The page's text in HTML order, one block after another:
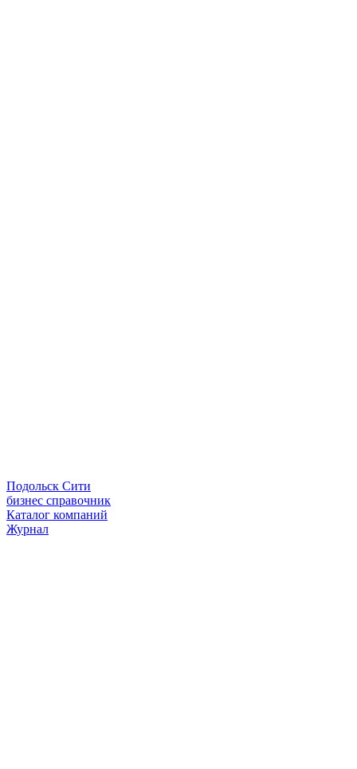
Подольск Сити
бизнес справочник
Каталог компаний
Журнал